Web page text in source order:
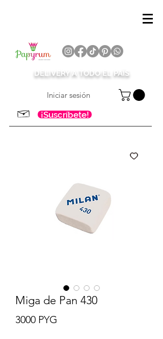
DELIVERY A TODO EL PAÍS
Iniciar sesión
¡Suscríbete!
Miga de Pan 430
3000 PYG